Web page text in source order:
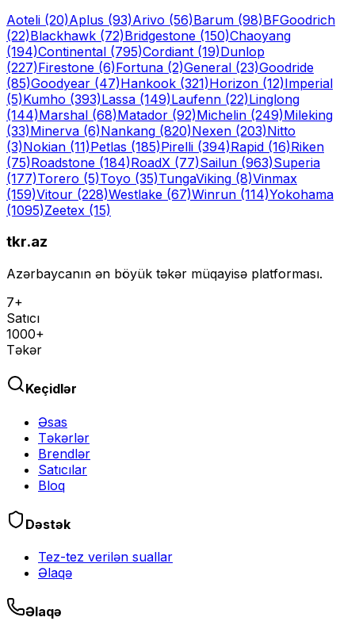
Aoteli (20)Aplus (93)Arivo (56)Barum (98)BFGoodrich
(22)Blackhawk (72)Bridgestone (150)Chaoyang
(194)Continental (795)Cordiant (19)Dunlop
(227)Firestone (6)Fortuna (2)General (23)Goodride
(85)Goodyear (47)Hankook (321)Horizon (12)Imperial
(5)Kumho (393)Lassa (149)Laufenn (22)Linglong
(144)Marshal (68)Matador (92)Michelin (249)Mileking
(33)Minerva (6)Nankang (820)Nexen (203)Nitto
(3)Nokian (11)Petlas (185)Pirelli (394)Rapid (16)Riken
(75)Roadstone (184)RoadX (77)Sailun (963)Superia
(177)Torero (5)Toyo (35)TungaViking (8)Vinmax
(159)Vitour (228)Westlake (67)Winrun (114)Yokohama
(1095)Zeetex (15)
tkr.az
Azərbaycanın ən böyük təkər müqayisə platforması.
7+
Satıcı
1000+
Təkər
Keçidlər
Əsas
Təkərlər
Brendlər
Satıcılar
Bloq
Dəstək
Tez-tez verilən suallar
Əlaqə
Əlaqə